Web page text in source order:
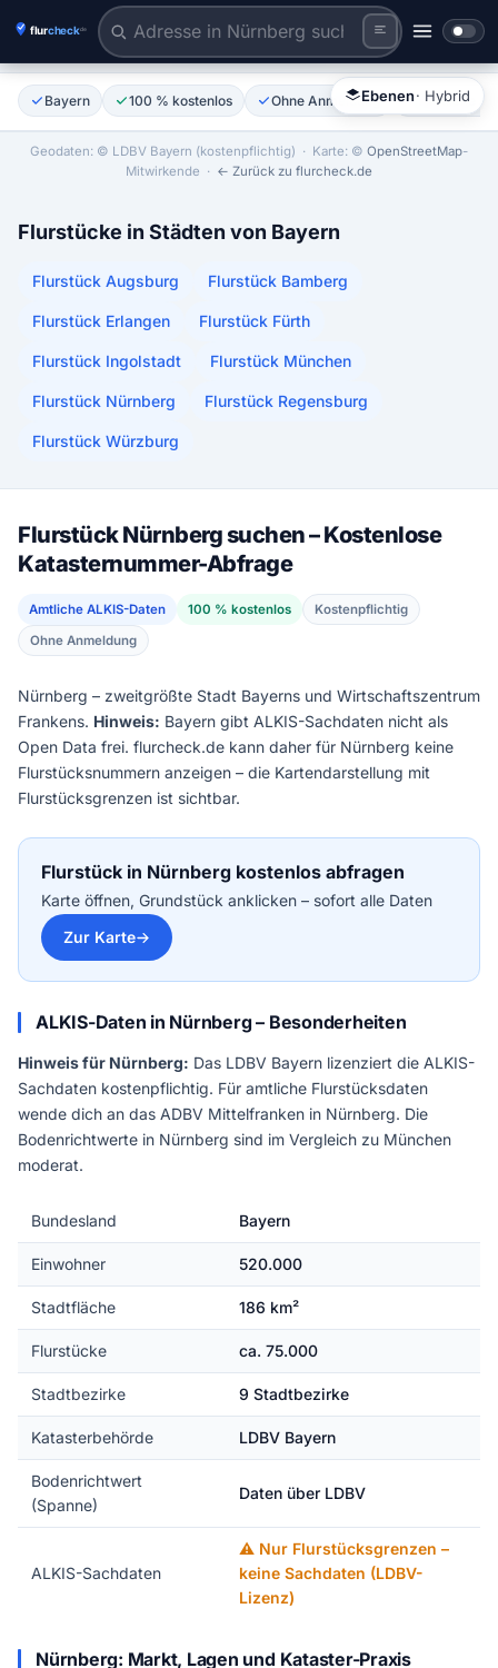
Tiles © Esri | Labels © Esri
Flurstück anklicken
Ebenen· Hybrid
Bayern 100 % kostenlos Ohne Anmeldung Amtliche
Geodaten: © LDBV Bayern (kostenpflichtig) · Karte: © OpenStreetMap-
Mitwirkende · ← Zurück zu flurcheck.de
Flurstücke in Städten von Bayern
Flurstück Augsburg Flurstück Bamberg
Flurstück Erlangen Flurstück Fürth
Flurstück Ingolstadt Flurstück München
Flurstück Nürnberg Flurstück Regensburg
Flurstück Würzburg
Flurstück Nürnberg suchen – Kostenlose
Katasternummer-Abfrage
Amtliche ALKIS-Daten 100 % kostenlos
Kostenpflichtig
Ohne Anmeldung
Nürnberg – zweitgrößte Stadt Bayerns und Wirtschaftszentrum
Frankens. Hinweis: Bayern gibt ALKIS-Sachdaten nicht als
Open Data frei. flurcheck.de kann daher für Nürnberg keine
Flurstücksnummern anzeigen – die Kartendarstellung mit
Flurstücksgrenzen ist sichtbar.
Flurstück in Nürnberg kostenlos abfragen
Karte öffnen, Grundstück anklicken – sofort alle Daten
Zur Karte
ALKIS-Daten in Nürnberg – Besonderheiten
Hinweis für Nürnberg: Das LDBV Bayern lizenziert die ALKIS-
Sachdaten kostenpflichtig. Für amtliche Flurstücksdaten
wende dich an das ADBV Mittelfranken in Nürnberg. Die
Bodenrichtwerte in Nürnberg sind im Vergleich zu München
moderat.
Bundesland Bayern
Einwohner 520.000
Stadtfläche 186 km²
Flurstücke ca. 75.000
Stadtbezirke 9 Stadtbezirke
Katasterbehörde LDBV Bayern
Bodenrichtwert
(Spanne)
Daten über LDBV
ALKIS-Sachdaten
⚠️ Nur Flurstücksgrenzen –
keine Sachdaten (LDBV-
Lizenz)
Nürnberg: Markt, Lagen und Kataster-Praxis